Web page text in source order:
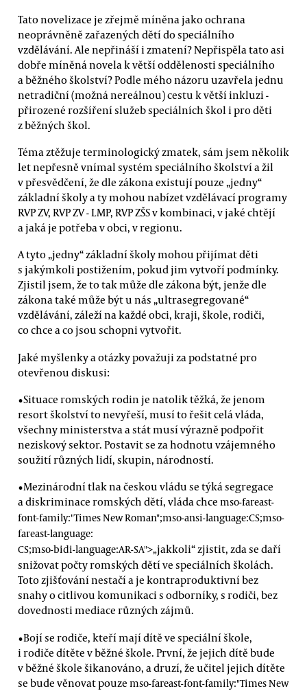
Tato novelizace je zřejmě míněna jako ochrana
neoprávněně zařazených dětí do speciálního
vzdělávání. Ale nepřináší i zmatení? Nepřispěla tato asi
dobře míněná novela k větší oddělenosti speciálního
a běžného školství? Podle mého názoru uzavřela jednu
netradiční (možná nereálnou) cestu k větší inkluzi -
přirozené rozšíření služeb speciálních škol i pro děti
z běžných škol.
Téma ztěžuje terminologický zmatek, sám jsem několik
let nepřesně vnímal systém speciálního školství a žil
v přesvědčení, že dle zákona existují pouze „jedny“
základní školy a ty mohou nabízet vzdělávací programy
RVP ZV, RVP ZV - LMP, RVP ZŠS v kombinaci, v jaké chtějí
a jaká je potřeba v obci, v regionu.
A tyto „jedny“ základní školy mohou přijímat děti
s jakýmkoli postižením, pokud jim vytvoří podmínky.
Zjistil jsem, že to tak může dle zákona být, jenže dle
zákona také může být u nás „ultrasegregované“
vzdělávání, záleží na každé obci, kraji, škole, rodiči,
co chce a co jsou schopni vytvořit.
Jaké myšlenky a otázky považuji za podstatné pro
otevřenou diskusi:
•Situace romských rodin je natolik těžká, že jenom
resort školství to nevyřeší, musí to řešit celá vláda,
všechny ministerstva a stát musí výrazně podpořit
neziskový sektor. Postavit se za hodnotu vzájemného
soužití různých lidí, skupin, národností.
•Mezinárodní tlak na českou vládu se týká segregace
a diskriminace romských dětí, vláda chce mso-fareast-
font-family:"Times New Roman";mso-ansi-language:CS;mso-
fareast-language:
CS;mso-bidi-language:AR-SA">„jakkoli“ zjistit, zda se daří
snižovat počty romských dětí ve speciálních školách.
Toto zjišťování nestačí a je kontraproduktivní bez
snahy o citlivou komunikaci s odborníky, s rodiči, bez
dovednosti mediace různých zájmů.
•Bojí se rodiče, kteří mají dítě ve speciální škole,
i rodiče dítěte v běžné škole. První, že jejich dítě bude
v běžné škole šikanováno, a druzí, že učitel jejich dítěte
se bude věnovat pouze mso-fareast-font-family:"Times New